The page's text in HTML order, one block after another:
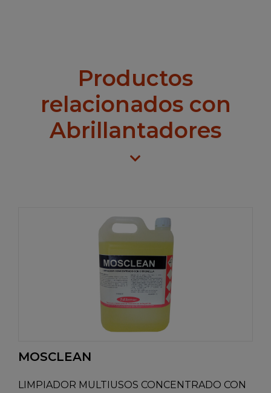
Productos
relacionados con
Abrillantadores
MOSCLEAN
LIMPIADOR MULTIUSOS CONCENTRADO CON